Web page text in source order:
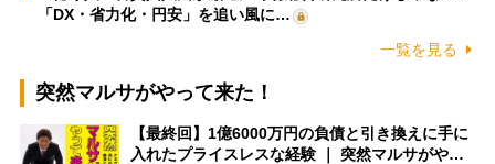
「DX・省力化・円安」を追い風に…
一覧を見る
突然マルサがやって来た！
【最終回】1億6000万円の負債と引き換えに手に
入れたプライスレスな経験 ｜ 突然マルサがや…